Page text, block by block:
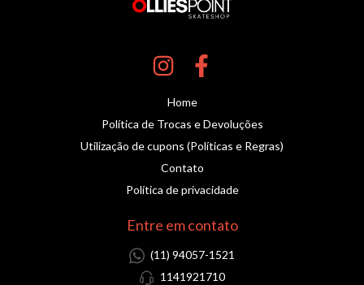
Home
Política de Trocas e Devoluções
Utilização de cupons (Políticas e Regras)
Contato
Política de privacidade
Entre em contato
(11) 94057-1521
1141921710